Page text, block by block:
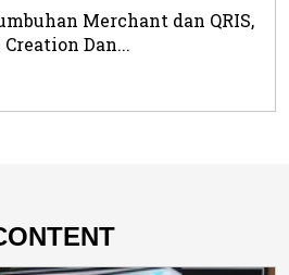
Merchant dan QRIS,
Dan...